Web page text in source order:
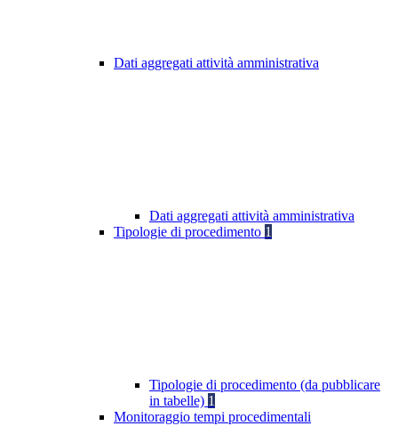
Dati aggregati attività amministrativa
Dati aggregati attività amministrativa
Tipologie di procedimento 1
Tipologie di procedimento (da pubblicare
in tabelle) 1
Monitoraggio tempi procedimentali